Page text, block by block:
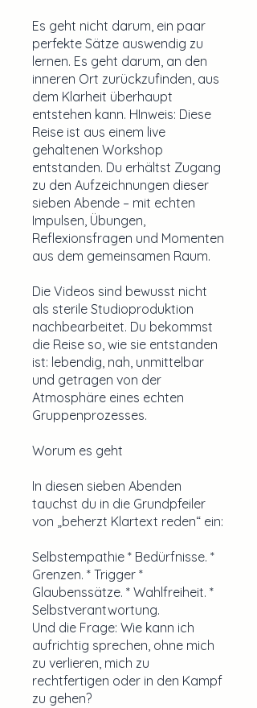
Es geht nicht darum, ein paar
perfekte Sätze auswendig zu
lernen. Es geht darum, an den
inneren Ort zurückzufinden, aus
dem Klarheit überhaupt
entstehen kann. HInweis: Diese
Reise ist aus einem live
gehaltenen Workshop
entstanden. Du erhältst Zugang
zu den Aufzeichnungen dieser
sieben Abende – mit echten
Impulsen, Übungen,
Reflexionsfragen und Momenten
aus dem gemeinsamen Raum.
Die Videos sind bewusst nicht
als sterile Studioproduktion
nachbearbeitet. Du bekommst
die Reise so, wie sie entstanden
ist: lebendig, nah, unmittelbar
und getragen von der
Atmosphäre eines echten
Gruppenprozesses.
Worum es geht
In diesen sieben Abenden
tauchst du in die Grundpfeiler
von „beherzt Klartext reden“ ein:
Selbstempathie * Bedürfnisse. *
Grenzen. * Trigger *
Glaubenssätze. * Wahlfreiheit. *
Selbstverantwortung.
Und die Frage: Wie kann ich
aufrichtig sprechen, ohne mich
zu verlieren, mich zu
rechtfertigen oder in den Kampf
zu gehen?